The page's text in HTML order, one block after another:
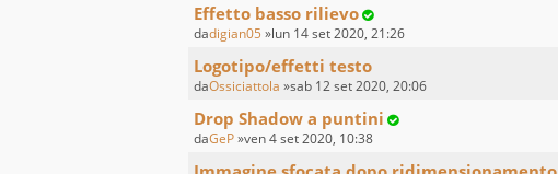
Effetto basso rilievo
dadigian05 »lun 14 set 2020, 21:26
Logotipo/effetti testo
daOssiciattola »sab 12 set 2020, 20:06
Drop Shadow a puntini
daGeP»ven 4 set 2020, 10:38